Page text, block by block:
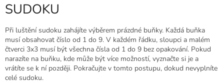
SUDOKU
Při luštění sudoku zahájíte výběrem prázdné buňky. Každá buňka
musí obsahovat číslo od 1 do 9. V každém řádku, sloupci a malém
čtverci 3x3 musí být všechna čísla od 1 do 9 bez opakování. Pokud
narazíte na buňku, kde může být více možností, vyznačte si je a
vrátíte se k ní později. Pokračujte v tomto postupu, dokud nevyplníte
celé sudoku.